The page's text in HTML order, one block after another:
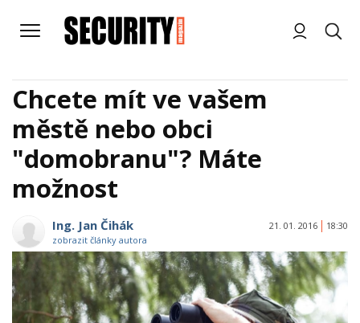
Chcete mít ve vašem
městě nebo obci
"domobranu"? Máte
možnost
Ing. Jan Čihák
zobrazit články autora
21. 01. 2016 18:30